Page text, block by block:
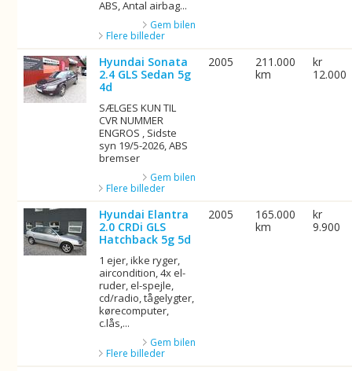
ABS, Antal airbag...
Gem bilen
Flere billeder
Hyundai Sonata
2.4 GLS Sedan 5g
4d
SÆLGES KUN TIL
CVR NUMMER
ENGROS , Sidste
syn 19/5-2026, ABS
bremser
Gem bilen
Flere billeder
2005
211.000
km
kr
12.000
Hyundai Elantra
2.0 CRDi GLS
Hatchback 5g 5d
1 ejer, ikke ryger,
aircondition, 4x el-
ruder, el-spejle,
cd/radio, tågelygter,
kørecomputer,
c.lås,...
Gem bilen
Flere billeder
2005
165.000
km
kr
9.900